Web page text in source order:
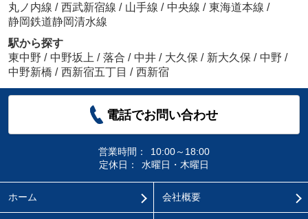
丸ノ内線 / 西武新宿線 / 山手線 / 中央線 / 東海道本線 /
静岡鉄道静岡清水線
駅から探す
東中野 / 中野坂上 / 落合 / 中井 / 大久保 / 新大久保 / 中野 /
中野新橋 / 西新宿五丁目 / 西新宿
電話でお問い合わせ
営業時間：
10:00～18:00
定休日：
水曜日・木曜日
ホーム 会社概要